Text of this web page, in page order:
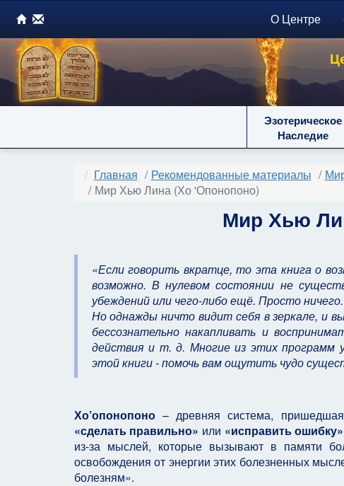
О Центре
Эзотерическое
Наследие
Главная Рекомендованные материалы
Мир Хью Лина (Хо 'Опонопоно)
Мир Хью
«Если говорить вкратце, то эта книга о
возможно. В нулевом состоянии не
убеждений или чего-либо ещё. Просто ничего.
Но однажды ничто видит себя в зеркале, и
бессознательно накапливать и
действия и т. д. Многие из этих программ
этой книги - помочь вам ощутить чудо
Хо’опонопоно– древняя система,
«сделать правильно» или «исправить ошибку»
из-за мыслей, которые вызывают в памяти
освобождения от энергии этих болезненных
болезням».